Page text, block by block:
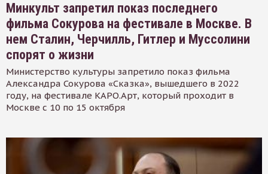
Минкульт запретил показ последнего
фильма Сокурова на фестивале в Москве. В
нем Сталин, Черчилль, Гитлер и Муссолини
спорят о жизни
Министерство культуры запретило показ фильма
Александра Сокурова «Сказка», вышедшего в 2022
году, на фестивале КАРО.Арт, который проходит в
Москве с 10 по 15 октября